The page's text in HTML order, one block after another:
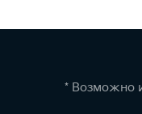
* Возможно